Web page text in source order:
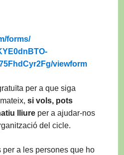
forms/
g/viewform
per a que siga
si vols, pots
lliure per a ajudar-nos
del cicle.
a les persones que ho